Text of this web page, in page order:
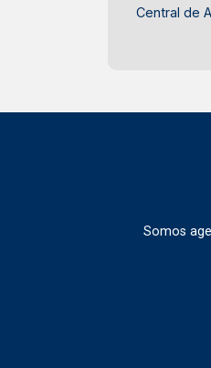
Central de
Somos